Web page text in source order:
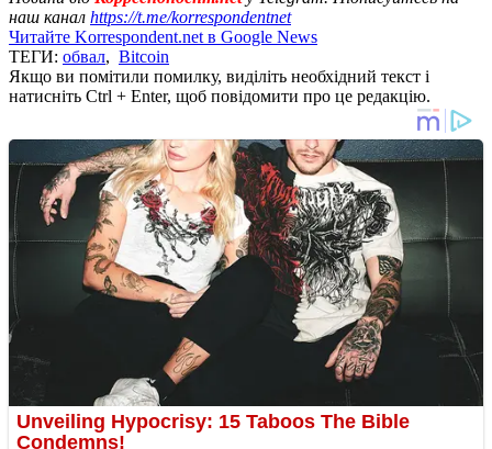
наш канал https://t.me/korrespondentnet
Читайте Korrespondent.net в Google News
ТЕГИ: обвал, Bitcoin
Якщо ви помітили помилку, виділіть необхідний текст і
натисніть Ctrl + Enter, щоб повідомити про це редакцію.